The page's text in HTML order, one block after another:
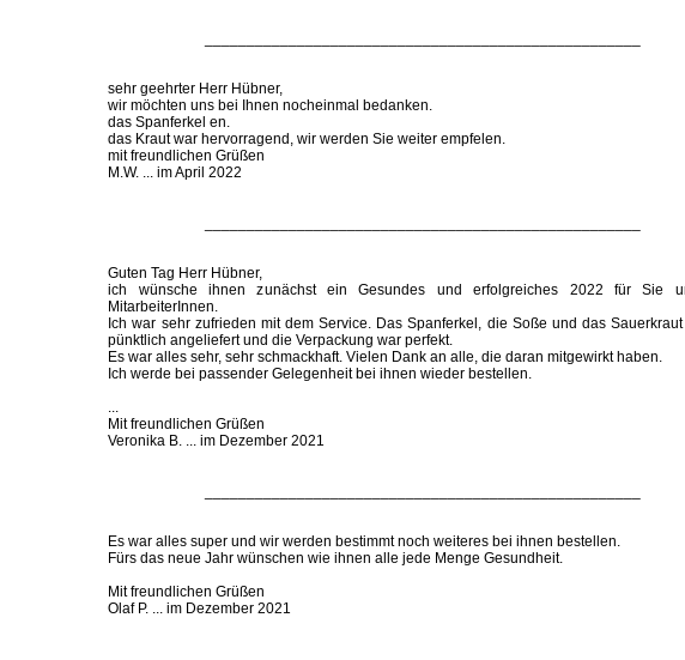
sehr geehrter Herr Hübner,
wir möchten uns bei Ihnen nocheinmal bedanken.
das Spanferkel en.
das Kraut war hervorragend, wir werden Sie weiter empfelen.
mit freundlichen Grüßen
M.W. ... im April 2022
Guten Tag Herr Hübner,
ich wünsche ihnen zunächst ein Gesundes und erfolgreiches 2022 für Sie
MitarbeiterInnen.
Ich war sehr zufrieden mit dem Service. Das Spanferkel, die Soße und das
pünktlich angeliefert und die Verpackung war perfekt.
Es war alles sehr, sehr schmackhaft. Vielen Dank an alle, die daran mitgewirkt haben.
Ich werde bei passender Gelegenheit bei ihnen wieder bestellen.
...
Mit freundlichen Grüßen
Veronika B. ... im Dezember 2021
Es war alles super und wir werden bestimmt noch weiteres bei ihnen bestellen.
Fürs das neue Jahr wünschen wie ihnen alle jede Menge Gesundheit.
Mit freundlichen Grüßen
Olaf P. ... im Dezember 2021